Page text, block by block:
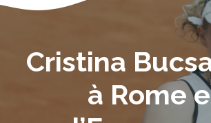
Cristina
à Rome